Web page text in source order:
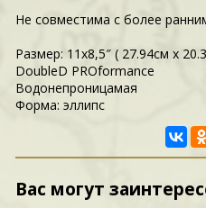
Не совместима с более
Размер: 11х8,5″ ( 27.94см х
DoubleD PROformance
Водонепроницамая
Форма: эллипс
Вас могут